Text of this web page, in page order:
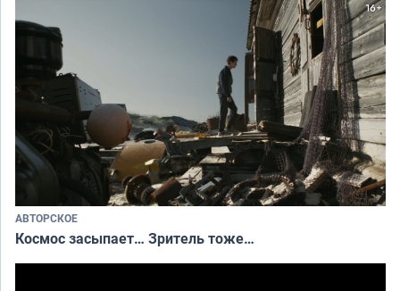
АВТОРСКОЕ
Космос засыпает… Зритель тоже…